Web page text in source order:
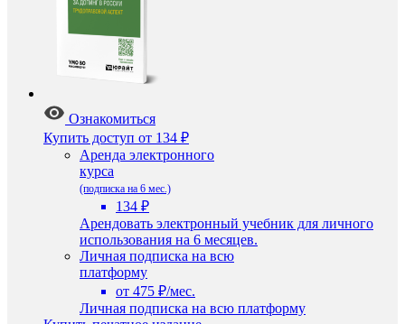
Ознакомиться
Купить доступ от 134 ₽
Аренда электронного
курса
(подписка на 6 мес.)
134 ₽
Арендовать электронный учебник для личного
использования на 6 месяцев.
Личная подписка на всю
платформу
от 475 ₽/мес.
Личная подписка на всю платформу